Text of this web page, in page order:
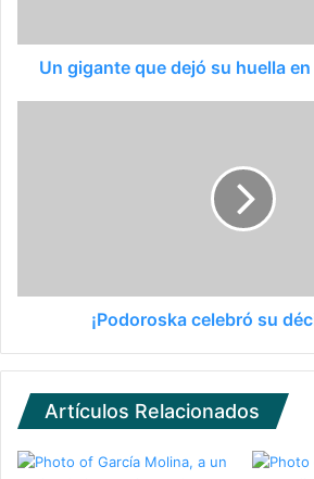
Un gigante que dejó su huella
¡Podoroska celebró su
Artículos Relacionados